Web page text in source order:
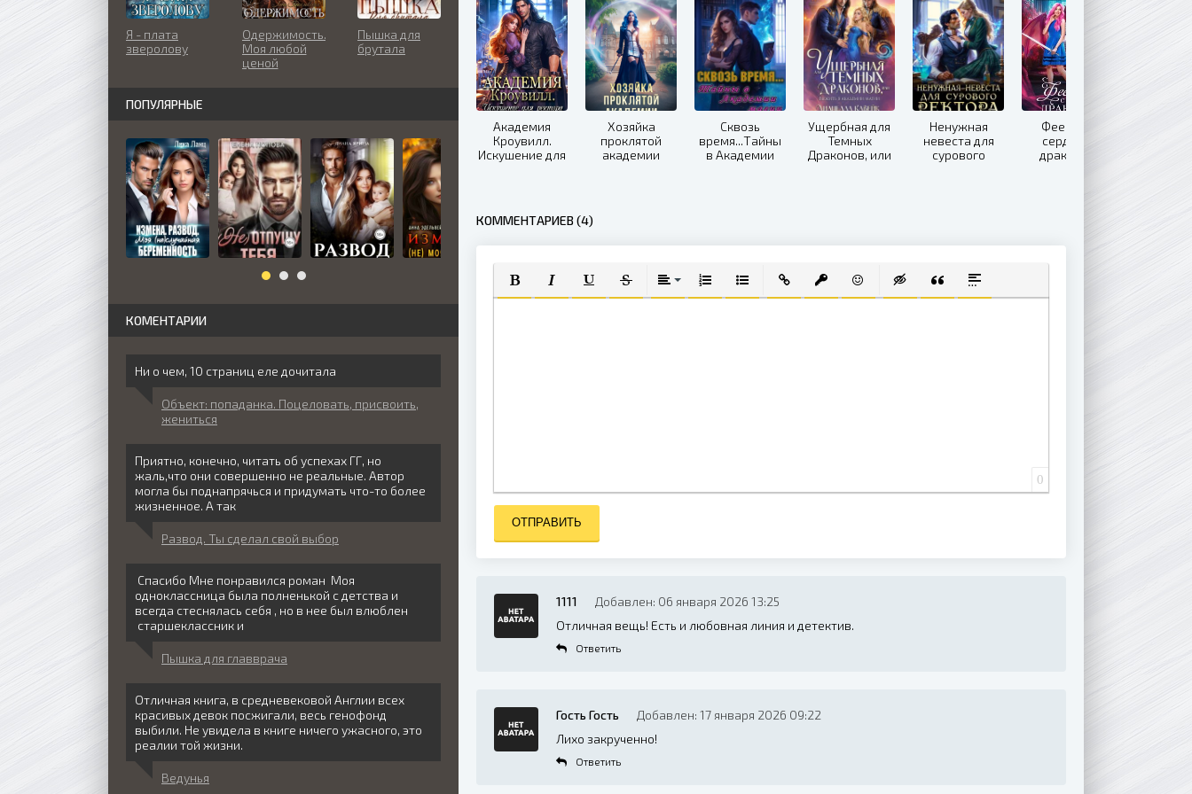
Академия
Кроувилл.
Искушение для
Хозяйка
проклятой
академии
Сквозь
время...Тайны
в Академии
Ущербная для
Темных
Драконов, или
Ненужная
невеста для
сурового
Феечка с
сердцем
дракона -
КОММЕНТАРИЕВ (4)
ПОЛУЖИРНЫЙ
КУРСИВПОДЧЕРКНУТЫЙ
ЗАЧЕРКНУТЫЙВЫРАВНИВАНИЕ
НУМЕРОВАННЫЙ СПИСОК
МАРКИРОВАННЫЙ СПИСОК
ВСТАВИТЬ ССЫЛКУ
ВСТАВИТЬ ЗАЩИЩЕННУЮ ССЫЛКУ
ВСТАВИТЬ СМАЙЛИК
ВСТАВКА СКРЫТОГО ТЕКСТА
ВСТАВКА ЦИТАТЫ
ВСТАВКА СПОЙЛЕРА
0
ОТПРАВИТЬ
1111
Добавлен: 06 января 2026 13:25
Отличная вещь! Есть и любовная линия и детектив.
Ответить
Гость Гость
Добавлен: 17 января 2026 09:22
Лихо закрученно!
Ответить
Я - плата
зверолову
Одержимость.
Моя любой
ценой
Пышка для
брутала
ПОПУЛЯРНЫЕ
КОМЕНТАРИИ
Ни о чем, 10 страниц еле дочитала
Объект: попаданка. Поцеловать, присвоить,
жениться
Приятно, конечно, читать об успехах ГГ, но
жаль,что они совершенно не реальные. Автор
могла бы поднапрячься и придумать что-то более
жизненное. А так
Развод. Ты сделал свой выбор
Спасибо Мне понравился роман Моя
одноклассница была полненькой с детства и
всегда стеснялась себя , но в нее был влюблен
старшеклассник и
Пышка для главврача
Отличная книга, в средневековой Англии всех
красивых девок посжигали, весь генофонд
выбили. Не увидела в книге ничего ужасного, это
реалии той жизни.
Ведунья